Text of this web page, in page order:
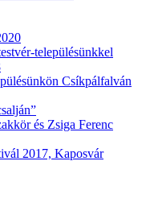
településünkkel
Csíkpálfalván
és Zsiga Ferenc
2017, Kaposvár